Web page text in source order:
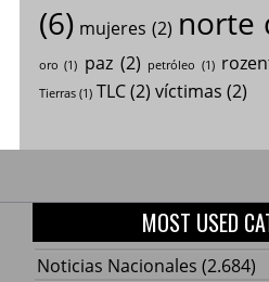
(6) mujeres (2) norte
oro (1) paz (2) petróleo (1)
Tierras(1) TLC(2) víctimas (2)
MOST USED
Noticias Nacionales (2.684)